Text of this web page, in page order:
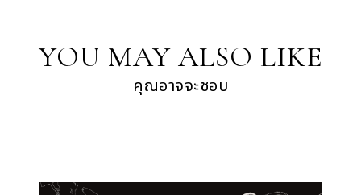
YOU MAY ALSO LIKE
คุณอาจจะชอบ